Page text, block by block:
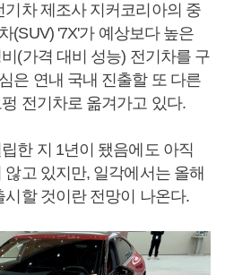
기차 제조사 지커코리아의 중
(SUV) '7X'가 예상보다 높은
(가격 대비 성능) 전기차를 구
은 연내 국내 진출할 또 다른
전기차로 옮겨가고 있다.
한 지 1년이 됐음에도 아직
고 있지만, 일각에서는 올해
할 것이란 전망이 나온다.